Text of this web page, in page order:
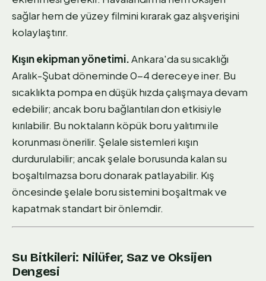
sağlar hem de yüzey filmini kırarak gaz alışverişini
kolaylaştırır.
Kışın ekipman yönetimi.Ankara'da su sıcaklığı
Aralık-Şubat döneminde 0-4 dereceye iner. Bu
sıcaklıkta pompa en düşük hızda çalışmaya devam
edebilir; ancak boru bağlantıları don etkisiyle
kırılabilir. Bu noktaların köpük boru yalıtımı ile
korunması önerilir. Şelale sistemleri kışın
durdurulabilir; ancak şelale borusunda kalan su
boşaltılmazsa boru donarak patlayabilir. Kış
öncesinde şelale boru sistemini boşaltmak ve
kapatmak standart bir önlemdir.
Su Bitkileri: Nilüfer, Saz ve Oksijen
Dengesi